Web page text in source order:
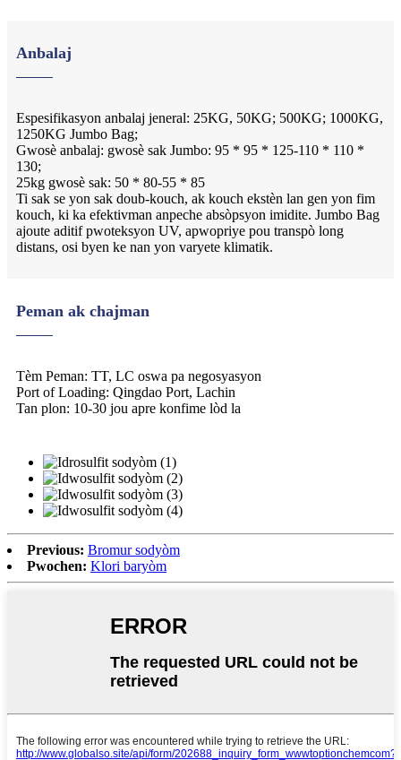
Anbalaj
Espesifikasyon anbalaj jeneral: 25KG, 50KG; 500KG; 1000KG,
1250KG Jumbo Bag;
Gwosè anbalaj: gwosè sak Jumbo: 95 * 95 * 125-110 * 110 *
130;
25kg gwosè sak: 50 * 80-55 * 85
Ti sak se yon sak doub-kouch, ak kouch ekstèn lan gen yon fim
kouch, ki ka efektivman anpeche absòpsyon imidite. Jumbo Bag
ajoute aditif pwoteksyon UV, apwopriye pou transpò long
distans, osi byen ke nan yon varyete klimatik.
Peman ak chajman
Tèm Peman: TT, LC oswa pa negosyasyon
Port of Loading: Qingdao Port, Lachin
Tan plon: 10-30 jou apre konfime lòd la
Previous: Bromur sodyòm
Pwochen: Klori baryòm